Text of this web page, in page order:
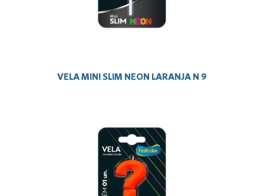
VELA MINI SLIM NEON LARANJA N 9